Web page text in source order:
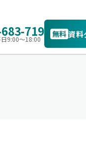
719
9:00〜18:00
無料 資料